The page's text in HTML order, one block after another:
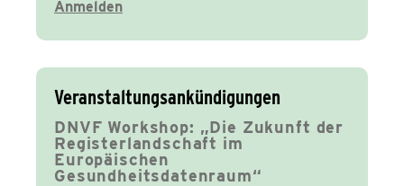
Veranstaltungsankündigungen
DNVF Workshop: „Die Zukunft der
Registerlandschaft im
Europäischen
Gesundheitsdatenraum“